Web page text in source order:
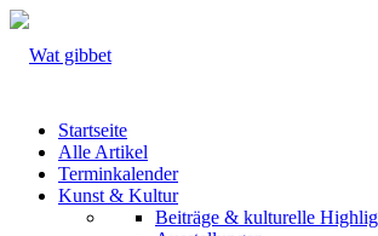
Startseite
Alle Artikel
Terminkalender
Kunst & Kultur
Beiträge & kulturelle